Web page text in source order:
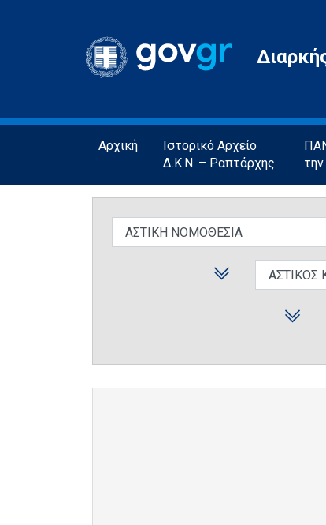
Gov.gr
Αρχική
Ιστορικό Αρχείο
Δ.Κ.Ν. – Ραπτάρχης